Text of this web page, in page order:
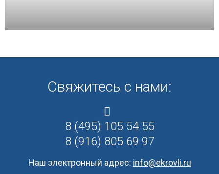
Свяжитесь с нами:
8 (495) 105 54 55
8 (916) 805 69 97
Наш электронный адрес: info@ekrovli.ru